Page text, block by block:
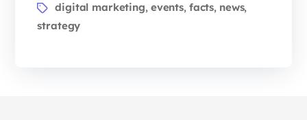
digital marketing, events, facts, news,
strategy